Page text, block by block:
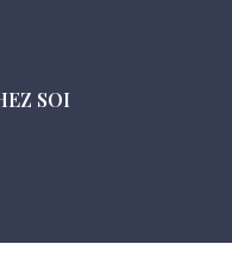
SOI